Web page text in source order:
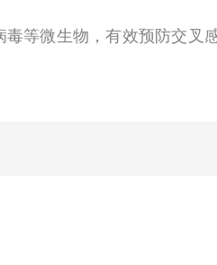
等微生物，有效预防交叉